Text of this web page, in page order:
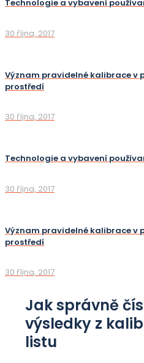
Technologie a vybavení
30 října, 2017
Význam pravidelné kalibrace v
prostředí
30 října, 2017
Technologie a vybavení
30 října, 2017
Význam pravidelné kalibrace v
prostředí
30 října, 2017
Jak správně
výsledky z
listu